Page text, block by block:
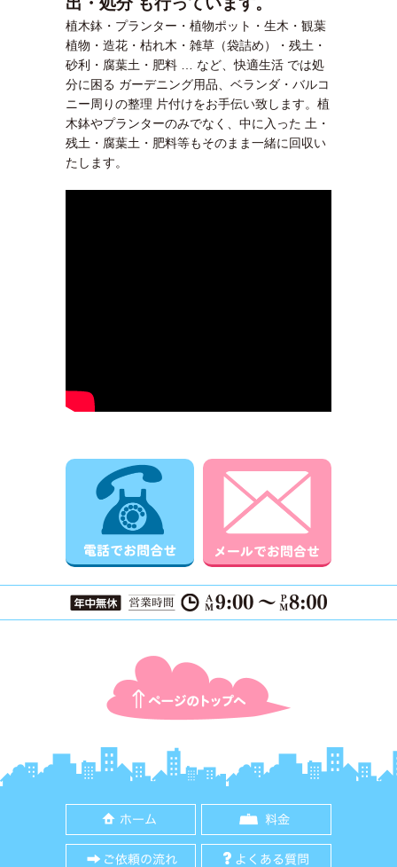
植木鉢・プランター・植物ポット・生木・観葉
植物・造花・枯れ木・雑草（袋詰め）・残土・
砂利・腐葉土・肥料 … など、快適生活 では処
分に困る ガーデニング用品、ベランダ・バルコ
ニー周りの整理 片付けをお手伝い致します。植
木鉢やプランターのみでなく、中に入った 土・
残土・腐葉土・肥料等もそのまま一緒に回収い
たします。
電話でお問合せ
ご依頼の流れ